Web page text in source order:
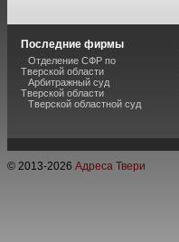
Последние фирмы
Отделение СФР по
Тверской области
Арбитражный суд
Тверской области
Тверской областной суд
© 2013-2026 Адреса Твери